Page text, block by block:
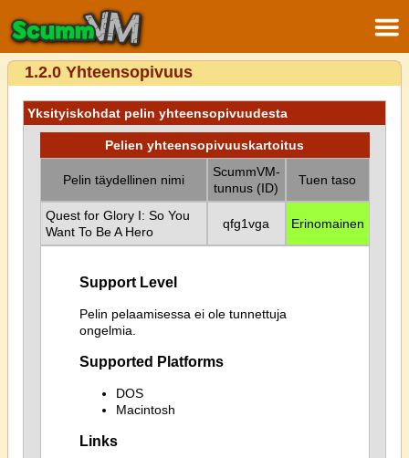
1.2.0 Yhteensopivuus
Yksityiskohdat pelin yhteensopivuudesta
Pelien yhteensopivuuskartoitus
Pelin täydellinen nimi
ScummVM-
tunnus (ID)
Tuen taso
Quest for Glory I: So You
Want To Be A Hero
qfg1vga Erinomainen
Support Level
Pelin pelaamisessa ei ole tunnettuja
ongelmia.
Supported Platforms
DOS
Macintosh
Links